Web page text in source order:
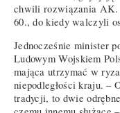
chwili rozwiązania AK.
60., do kiedy walczyli
Jednocześnie minister
Ludowym Wojskiem
mająca utrzymać w
niepodległości kraju. –
tradycji, to dwie